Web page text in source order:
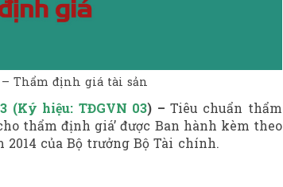
Thẩm định giá tài sản
(Ký hiệu: TĐGVN 03) –Tiêu chuẩn thẩm
thẩm định giá’ được Ban hành kèm theo
2014 của Bộ trưởng Bộ Tài chính.